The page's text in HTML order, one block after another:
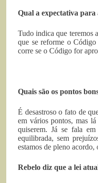
Qual a expectativa para
Tudo indica que teremos
que se reforme o
corre se o Código for
Quais são os pontos
É desastroso o fato de
em vários pontos, mas
quiserem. Já se fala
equilibrada, sem
estamos de pleno
Rebelo diz que a lei